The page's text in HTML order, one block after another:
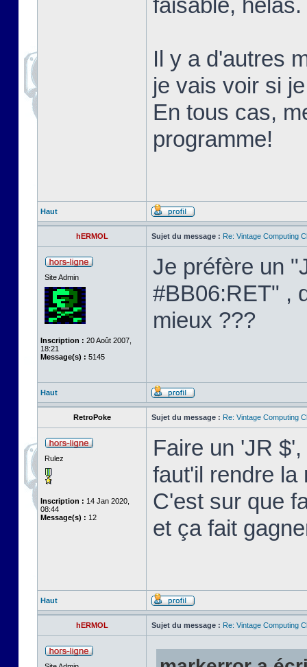
faisable, hélas.
Il y a d'autres
je vais voir si
En tous cas,
programme!
Haut
hERMOL Sujet du message : Re: Vintage Computing
Site Admin
Inscription : 20 Août 2007,
18:21
Message(s) : 5145
Je préfère un
#BB06:RET" ,
mieux ???
Haut
RetroPoke Sujet du message : Re: Vintage Computing
Rulez
Inscription : 14 Jan 2020,
08:44
Message(s) : 12
Faire un 'JR
faut'il rendre la
C'est sur que
et ça fait
Haut
hERMOL Sujet du message : Re: Vintage Computing